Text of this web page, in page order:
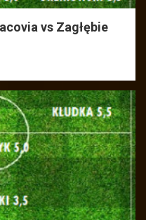
vs Zagłębie